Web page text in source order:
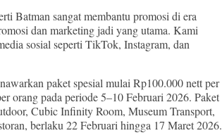
Batman sangat membantu promosi di era
dan marketing jadi yang utama. Kami
sosial seperti TikTok, Instagram, dan
paket spesial mulai Rp100.000 nett per
orang pada periode 5–10 Februari 2026. Paket
Cubic Infinity Room, Museum Transport,
berlaku 22 Februari hingga 17 Maret 2026.